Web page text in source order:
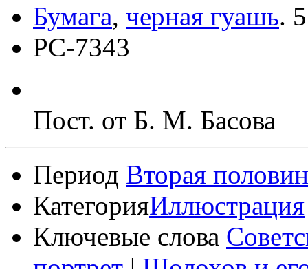
Бумага, черная гуашь.
РС-7343
Пост. от Б. М. Басова
Период Вторая
КатегорияИллюстрация
Ключевые слова